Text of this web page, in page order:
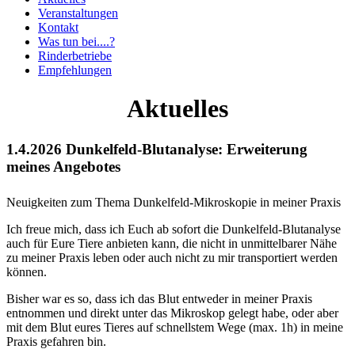
Veranstaltungen
Kontakt
Was tun bei....?
Rinderbetriebe
Empfehlungen
Aktuelles
1.4.2026 Dunkelfeld-Blutanalyse: Erweiterung
meines Angebotes
Neuigkeiten zum Thema Dunkelfeld-Mikroskopie in meiner Praxis
Ich freue mich, dass ich Euch ab sofort die Dunkelfeld-Blutanalyse
auch für Eure Tiere anbieten kann, die nicht in unmittelbarer Nähe
zu meiner Praxis leben oder auch nicht zu mir transportiert werden
können.
Bisher war es so, dass ich das Blut entweder in meiner Praxis
entnommen und direkt unter das Mikroskop gelegt habe, oder aber
mit dem Blut eures Tieres auf schnellstem Wege (max. 1h) in meine
Praxis gefahren bin.